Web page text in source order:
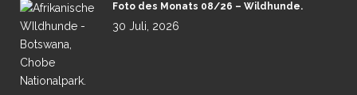
Foto des Monats 08/26 – Wildhunde.
30 Juli, 2026